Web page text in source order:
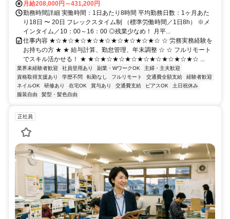
月給208,000円～431,200円
勤務時間詳細 実働時間：1日あたり8時間 平均勤務日数：1ヶ月あた
り18日 〜 20日 フレックスタイム制 （標準労働時間／1日8h） ※メ
インタイム／10：00～16：00 ◎残業少なめ！ 月平...
仕事内容 ★☆★☆★☆★☆★☆★☆★☆★☆★☆ ☆ 労務実務経験を
お持ちの方 ★ ★ 給与計算、勤怠管理、年末調整 ☆ ☆ フルリモート
でスキル活かせる！ ★ ★☆★☆★☆★☆★☆★☆★☆★☆★☆ ...
業界未経験者歓迎 社員登用あり 副業・WワークOK
主婦・主夫歓迎
資格取得支援あり
学歴不問 転勤なし フルリモート 交通費全額支給
経験者歓迎
ネイルOK
研修あり 在宅OK 賞与あり 交通費支給 ピアスOK
土日祝休み
服装自由
髪型・髪色自由
正社員